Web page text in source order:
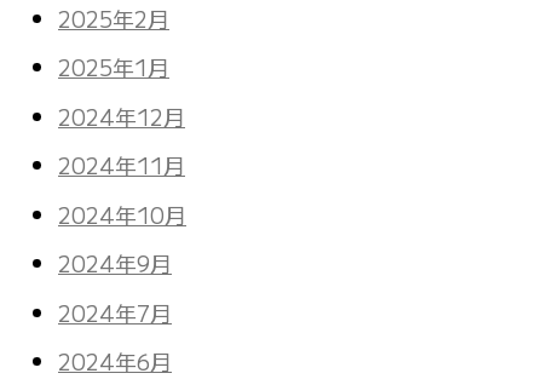
2025年2月
2025年1月
2024年12月
2024年11月
2024年10月
2024年9月
2024年7月
2024年6月